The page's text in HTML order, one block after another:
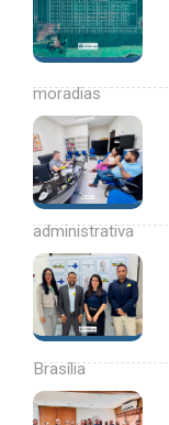
moradias
administrativa
Brasília